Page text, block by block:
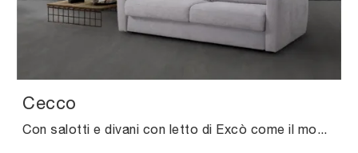
Cecco
Con salotti e divani con letto di Excò come il modello Cecco in tessuto, potrai ultimare il tuo concept d'arredo.